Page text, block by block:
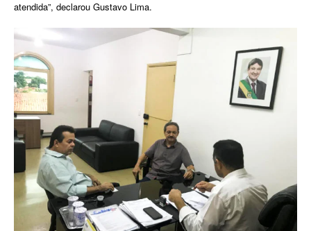
atendida”, declarou Gustavo Lima.